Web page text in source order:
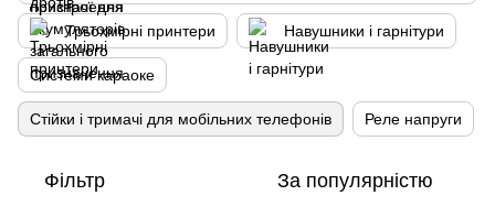
Трьохмірні принтери Навушники і гарнітури
Системи караоке
Стійки і тримачі для мобільних телефонів Реле напруги
Фільтр За популярністю